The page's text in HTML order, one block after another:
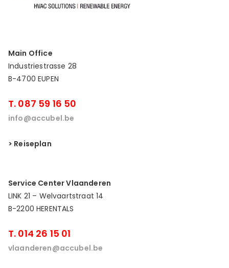
Main Office
Industriestrasse 28
B-4700 EUPEN
T. 087 59 16 50
info@accubel.be
> Reiseplan
Service Center Vlaanderen
LINK 21 – Welvaartstraat 14
B-2200 HERENTALS
T. 014 26 15 01
vlaanderen@accubel.be